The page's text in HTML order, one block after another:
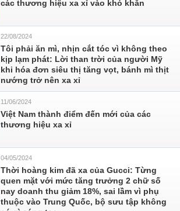
các thương hiệu xa xỉ vào khó khăn
22/08/2024
Tôi phải ăn mì, nhịn cắt tóc vì không theo
kịp lạm phát: Lời than trời của người Mỹ
khi hóa đơn siêu thị tăng vọt, bánh mì thịt
nướng trở nên xa xỉ
11/06/2024
Việt Nam thành điểm đến mới của các
thương hiệu xa xỉ
04/05/2024
Thời hoàng kim đã xa của Gucci: Từng
quen mặt với mức tăng trưởng 2 chữ số
nay doanh thu giảm 18%, sai lầm vì phụ
thuộc vào Trung Quốc, bộ sưu tập không